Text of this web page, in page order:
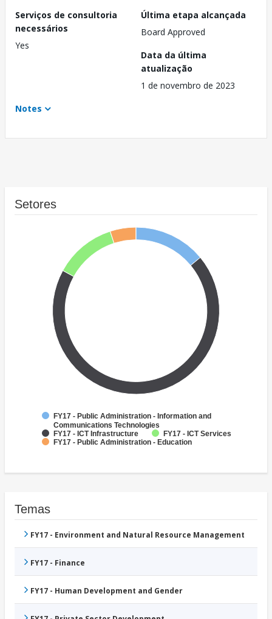
Serviços de consultoria
necessários
Yes
Última etapa alcançada
Board Approved
Data da última
atualização
1 de novembro de 2023
Notes
Setores
FY17 - Public Administration - Information and
Communications Technologies
FY17 - ICT Infrastructure
FY17 - ICT Services
FY17 - Public Administration - Education
Temas
FY17 - Environment and Natural Resource Management
FY17 - Finance
FY17 - Human Development and Gender